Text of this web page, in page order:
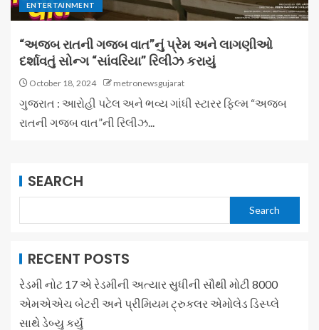
ENTERTAINMENT
“અજબ રાતની ગજબ વાત”નું પ્રેમ અને લાગણીઓ
દર્શાવતું સોન્ગ “સાંવરિયા” રિલીઝ કરાયું
October 18, 2024 metronewsgujarat
ગુજરાત : આરોહી પટેલ અને ભવ્ય ગાંધી સ્ટારર ફિલ્મ “અજબ
રાતની ગજબ વાત”ની રિલીઝ...
SEARCH
Search
RECENT POSTS
રેડમી નોટ 17 એ રેડમીની અત્યાર સુધીની સૌથી મોટી 8000
એમએએચ બેટરી અને પ્રીમિયમ ટ્રુકલર એમોલેડ ડિસ્પ્લે
સાથે ડેબ્યુ કર્યું